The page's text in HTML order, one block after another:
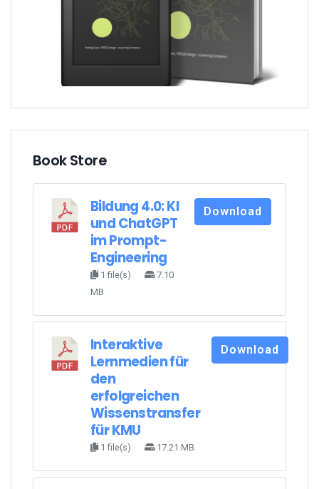
Book Store
Bildung 4.0: KI
und ChatGPT
im Prompt-
Engineering
1 file(s)
7.10
MB
Download
Interaktive
Lernmedien für
den
erfolgreichen
Wissenstransfer
für KMU
1 file(s) 17.21 MB
Download